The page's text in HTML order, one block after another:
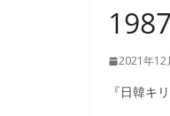
2021年12
『日韓キ